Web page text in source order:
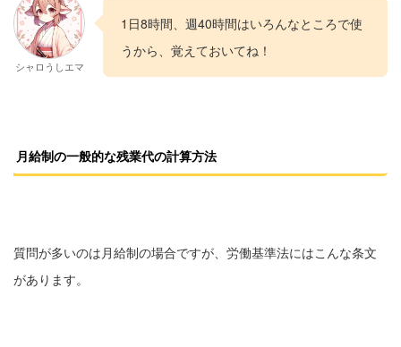
シャロうしエマ
1日8時間、週40時間はいろんなところで使
うから、覚えておいてね！
月給制の一般的な残業代の計算方法
質問が多いのは月給制の場合ですが、労働基準法にはこんな条文
があります。